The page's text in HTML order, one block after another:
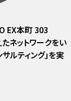
EX本町 303
ネットワークをい
ルティング」を実